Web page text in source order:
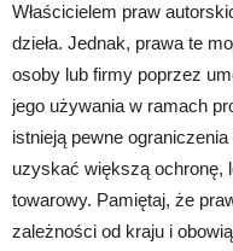
Właścicielem praw
dzieła. Jednak, prawa te
osoby lub firmy poprzez
jego używania w ramach
istnieją pewne
uzyskać większą ochronę,
towarowy. Pamiętaj, że
zależności od kraju i